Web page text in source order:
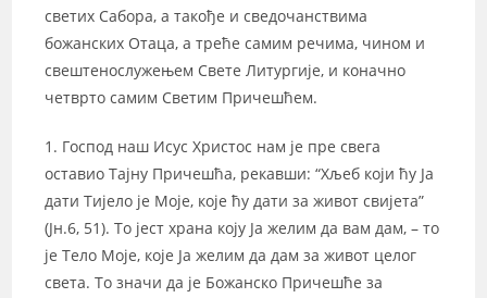
светих Сабора, а такође и сведочанствима
божанских Отаца, а треће самим речима, чином и
свештенослужењем Свете Литургије, и коначно
четврто самим Светим Причешћем.
1. Господ наш Исус Христос нам је пре свега
оставио Тајну Причешћа, рекавши: “Хљеб који ћу Ја
дати Тијело је Моје, које ћу дати за живот свијета”
(Јн.6, 51). То јест храна коју Ја желим да вам дам, – то
је Тело Моје, које Ја желим да дам за живот целог
света. То значи да је Божанско Причешће за